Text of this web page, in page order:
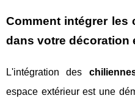
Comment intégrer les
dans votre décoration
L'intégration des
espace extérieur est une